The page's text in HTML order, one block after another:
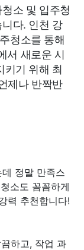
소 및 입주청
다. 인천 강
청소를 통해
서 새로운 시
키기 위해 최
제나 반짝반
정말 만족스
소도 꼼꼼하게
력 추천합니다!
하고, 작업 과